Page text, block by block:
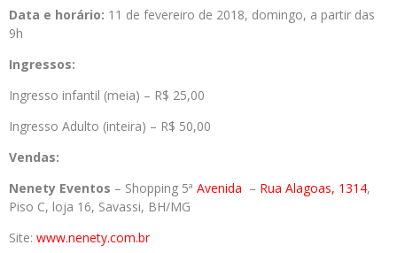
Data e horário: 11 de fevereiro de 2018, domingo, a partir das
9h
Ingressos:
Ingresso infantil (meia) – R$ 25,00
Ingresso Adulto (inteira) – R$ 50,00
Vendas:
Nenety Eventos – Shopping 5ª Avenida – Rua Alagoas, 1314,
Piso C, loja 16, Savassi, BH/MG
Site: www.nenety.com.br